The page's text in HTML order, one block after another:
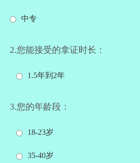
中专
2.您能接受的拿证时长：
1.5年到2年
3.您的年龄段：
18-23岁
35-40岁